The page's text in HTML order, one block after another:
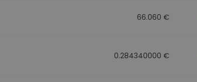
66.060 €
0.284340000 €